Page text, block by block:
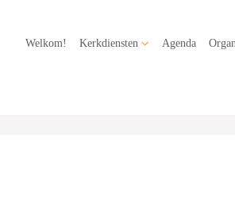
Welkom! Kerkdiensten Agenda